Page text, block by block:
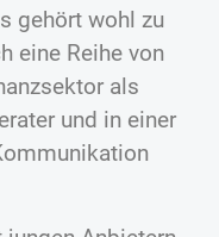
gehört wohl zu
eine Reihe von
als
und in einer